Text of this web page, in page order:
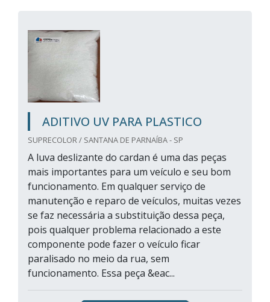
ADITIVO UV PARA PLASTICO
SUPRECOLOR / SANTANA DE PARNAÍBA - SP
A luva deslizante do cardan é uma das peças
mais importantes para um veículo e seu bom
funcionamento. Em qualquer serviço de
manutenção e reparo de veículos, muitas vezes
se faz necessária a substituição dessa peça,
pois qualquer problema relacionado a este
componente pode fazer o veículo ficar
paralisado no meio da rua, sem
funcionamento. Essa peça &eac...